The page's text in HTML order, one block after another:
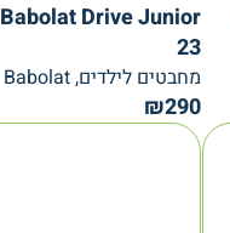
Babolat Drive Junior
23
מחבטים לילדים, Babolat
₪290